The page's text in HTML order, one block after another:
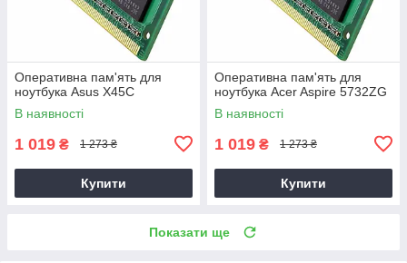
Оперативна пам'ять для
ноутбука Asus X45C
В наявності
1 019 ₴ 1 273 ₴
Купити
Оперативна пам'ять для
ноутбука Acer Aspire 5732ZG
В наявності
1 019 ₴ 1 273 ₴
Купити
Показати ще